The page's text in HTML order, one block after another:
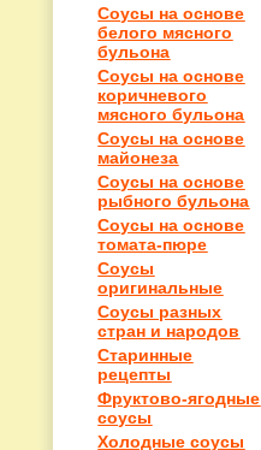
Соусы на основе
белого мясного
бульона
Соусы на основе
коричневого
мясного бульона
Соусы на основе
майонеза
Соусы на основе
рыбного бульона
Соусы на основе
томата-пюре
Соусы
оригинальные
Соусы разных
стран и народов
Старинные
рецепты
Фруктово-ягодные
соусы
Холодные соусы